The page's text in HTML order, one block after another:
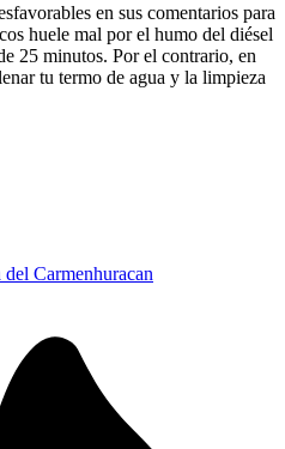
en sus comentarios para
huele mal por el humo del diésel
25 minutos. Por el contrario, en
tu termo de agua y la limpieza
Carmenhuracan